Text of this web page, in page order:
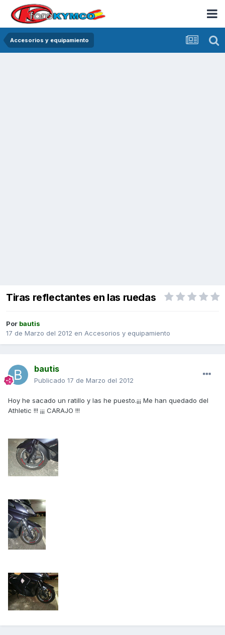
Accesorios y equipamiento
Tiras reflectantes en las ruedas
Por bautis
17 de Marzo del 2012 en Accesorios y equipamiento
bautis
Publicado 17 de Marzo del 2012
Hoy he sacado un ratillo y las he puesto.¡¡¡ Me han quedado del
Athletic !!! ¡¡¡ CARAJO !!!